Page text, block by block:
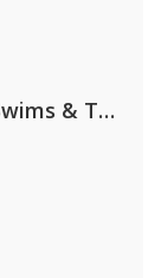
David Guetta, Teddy Swims & Tones And I